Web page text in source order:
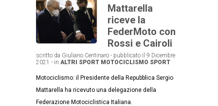
Mattarella
riceve la
FederMoto con
Rossi e Cairoli
scritto da Giuliano Centinaro - pubblicato il 9 Dicembre
2021 - in ALTRI SPORT MOTOCICLISMO SPORT
Motociclismo: il Presidente della Repubblica Sergio
Mattarella ha ricevuto una delegazione della
Federazione Motociclistica Italiana.